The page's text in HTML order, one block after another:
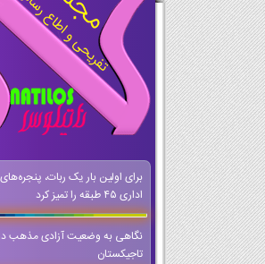
برای اولین بار یک ربات،
اداری ۴۵ طبقه را تمیز کرد
نگاهی به وضعیت آزادی مذهب
تاجیکستان